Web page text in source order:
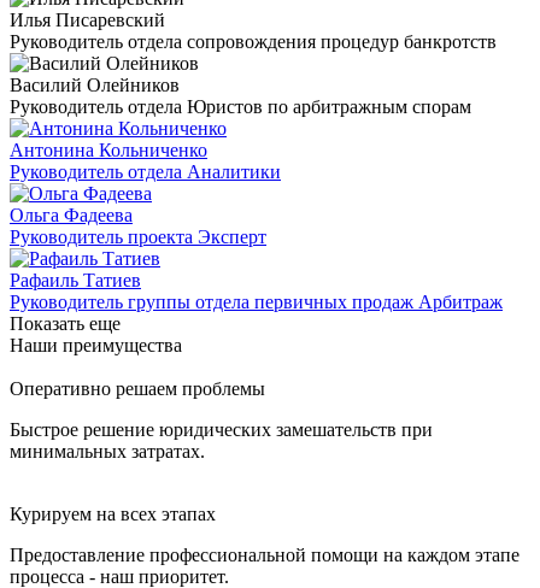
Илья Писаревский
Руководитель отдела сопровождения процедур банкротств
Василий Олейников
Руководитель отдела Юристов по арбитражным спорам
Антонина Кольниченко
Руководитель отдела Аналитики
Ольга Фадеева
Руководитель проекта Эксперт
Рафаиль Татиев
Руководитель группы отдела первичных продаж Арбитраж
Показать еще
Наши преимущества
Оперативно решаем проблемы
Быстрое решение юридических замешательств при
минимальных затратах.
Курируем на всех этапах
Предоставление профессиональной помощи на каждом этапе
процесса - наш приоритет.